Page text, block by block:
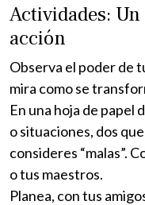
Actividades:
acción
Observa el poder de
mira como se
En una hoja de
o situaciones, dos
consideres “malas”.
o tus maestros.
Planea, con tus